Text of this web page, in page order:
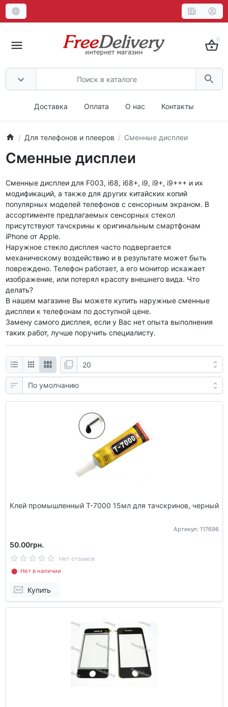
0
Доставка Оплата О нас Контакты
Для телефонов и плееров Сменные дисплеи
Сменные дисплеи
Сменные дисплеи для F003, i68, i68+, i9, i9+, i9+++ и их
модификаций, а также для других китайских копий
популярных моделей телефонов с сенсорным экраном. В
ассортименте предлагаемых сенсорных стекол
присутствуют тачскрины к оригинальным смартфонам
iPhone от Apple.
Наружное стекло дисплея часто подвергается
механическому воздействию и в результате может быть
повреждено. Телефон работает, а его монитор искажает
изображение, или потерял красоту внешнего вида. Что
делать?
В нашем магазине Вы можете купить наружные сменные
дисплеи к телефонам по доступной цене.
Замену самого дисплея, если у Вас нет опыта выполнения
таких работ, лучше поручить специалисту.
Клей промышленный T-7000 15мл для тачскринов, черный
Артикул: 117696
50.00грн.
Нет отзывов
⬤ Нет в наличии
Купить